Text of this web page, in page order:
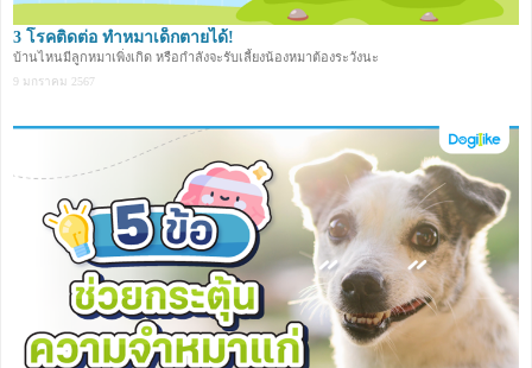
3 โรคติดต่อ ทำหมาเด็กตายได้!
บ้านไหนมีลูกหมาเพิ่งเกิด หรือกำลังจะรับเลี้ยงน้องหมาต้องระวังนะ
9 มกราคม 2567